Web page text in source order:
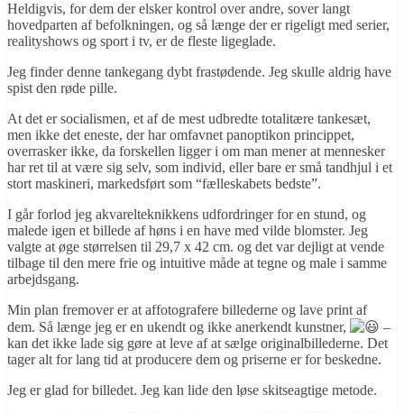
Heldigvis, for dem der elsker kontrol over andre, sover langt
hovedparten af befolkningen, og så længe der er rigeligt med serier,
realityshows og sport i tv, er de fleste ligeglade.
Jeg finder denne tankegang dybt frastødende. Jeg skulle aldrig have
spist den røde pille.
At det er socialismen, et af de mest udbredte totalitære tankesæt,
men ikke det eneste, der har omfavnet panoptikon princippet,
overrasker ikke, da forskellen ligger i om man mener at mennesker
har ret til at være sig selv, som individ, eller bare er små tandhjul i et
stort maskineri, markedsført som “fælleskabets bedste”.
I går forlod jeg akvarelteknikkens udfordringer for en stund, og
malede igen et billede af høns i en have med vilde blomster. Jeg
valgte at øge størrelsen til 29,7 x 42 cm. og det var dejligt at vende
tilbage til den mere frie og intuitive måde at tegne og male i samme
arbejdsgang.
Min plan fremover er at affotografere billederne og lave print af
dem. Så længe jeg er en ukendt og ikke anerkendt kunstner,
–
kan det ikke lade sig gøre at leve af at sælge originalbillederne. Det
tager alt for lang tid at producere dem og priserne er for beskedne.
Jeg er glad for billedet. Jeg kan lide den løse skitseagtige metode.